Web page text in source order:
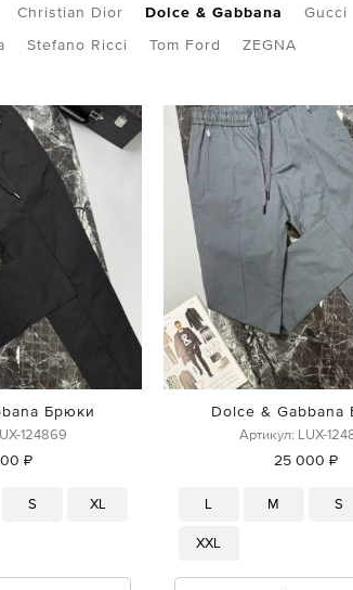
Christian Dior Dolce & Gabbana Gucci
Stefano Ricci Tom Ford ZEGNA
Брюки
124869
₽
S XL
Dolce & Gabbana
Артикул: LUX-
25 000 ₽
L M S
XXL